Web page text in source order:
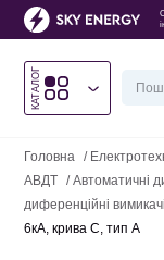
КАТАЛОГ
Головна /
АВДТ /Автоматичні
диференційні вимикачі
6кA, крива С, тип А